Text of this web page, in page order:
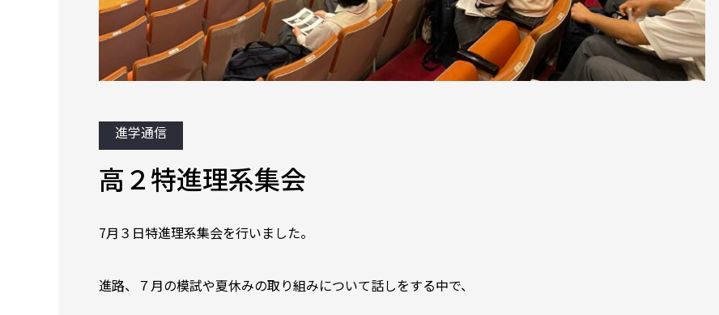
進学通信
高２特進理系集会
7月３日特進理系集会を行いました。
進路、７月の模試や夏休みの取り組みについて話しをする中で、